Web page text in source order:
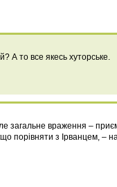
А то все якесь хуторське.
загальне враження –
порівняти з Ірванцем, –